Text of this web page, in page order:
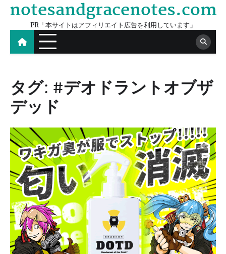
Skip
content
notesandgracenotes.com
PR「本サイトはアフィリエイト広告を利用しています」
タグ: #デオドラントオブザ
デッド